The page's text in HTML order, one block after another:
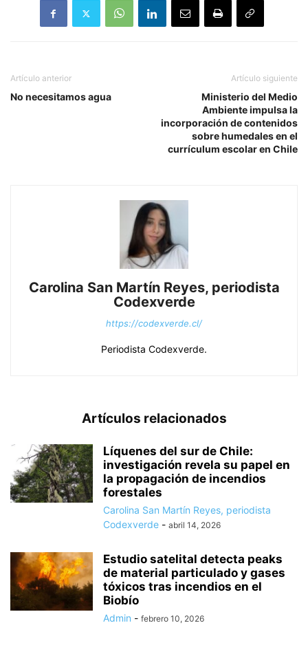
Artículo anterior
No necesitamos agua
Artículo siguiente
Ministerio del Medio
Ambiente impulsa la
incorporación de contenidos
sobre humedales en el
currículum escolar en Chile
Carolina San Martín Reyes, periodista
Codexverde
https://codexverde.cl/
Periodista Codexverde.
Artículos relacionados
Líquenes del sur de Chile:
investigación revela su papel en
la propagación de incendios
forestales
Carolina San Martín Reyes, periodista
Codexverde - abril 14, 2026
Estudio satelital detecta peaks
de material particulado y gases
tóxicos tras incendios en el
Biobío
Admin - febrero 10, 2026